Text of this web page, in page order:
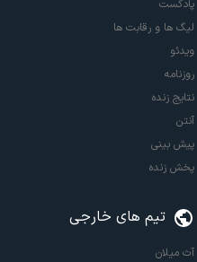
پادکست
لیگ ها و رقابت ها
ویدئو
روزنامه
نتایج زنده
آنتن
پیش بینی
پخش زنده
تیم های خارجی
آث میلان